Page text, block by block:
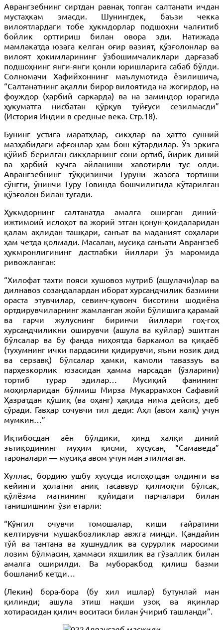
Аврангзебнинг сиртдан равнақ топган салтанати ичдан
мустаҳкам эмасди. Шунингдек, баъзи чекка
вилоятлардаги тобе ҳукмдорлар подшоҳни чалғитиб
бойлик орттириш билан овора эди. Натижада
мамлакатда юзага келган оғир вазият, қўзғолонлар ва
вилоят ҳокимларининг ўзбошимчаликлари дарғазаб
подшоҳнинг янги-янги қонли юришларига сабаб бўлди.
Солномачи Хафийхоннинг маълумотида ёзилишича,
“Салтанатнинг ақалли бирор вилоятида на жогирдор, на
фоуждор (ҳарбий саркарда) ва на заминдор юрагида
ҳукуматга нисбатан қўрқув туйғуси сезилмасди”
(История Индии в средные века. Стр.18).
Бунинг устига маратҳлар, сикҳлар ва ҳатто сунний
мазҳабидаги афғонлар ҳам бош кўтардилар. Ўз эркига
қўйиб берилган сикҳларнинг сони ортиб, йирик диний
ва ҳарбий кучга айланиши хавотирли тус олди.
Аврангзебнинг тўққизинчи Гуруни жазога тортиши
сўнгги, ўнинчи Гуру Говинда бошчилигида кўтарилган
қўзғолон билан тугади.
Ҳукмдорнинг салтанатда амалга оширган диний-
ижтимоий ислоҳот ва жорий этган қонун-қоидаларидан
қалам аҳлидан ташқари, санъат ва маданият соҳалари
ҳам четда қолмади. Масалан, мусиқа санъати Аврангзеб
ҳукмронлигининг дастлабки йиллари ўз маромида
ривожланган:
“Хилофат тахти пояси хушовоз мутриб (ашулачи)лар ва
дилнавоз созандалардан иборат хурсандчилик базмини
ораста этувчилар, севинч-қувонч бисотини шодиёна
ортдирувчиларнинг жамланган жойи бўлишига қарамай
ва гарчи жулуснинг биринчи йиллари гоҳ-гоҳ
хурсандчиликни оширувчи (ашула ва куйлар) эшитган
бўлсалар ва бу фанда ниҳоятда баркамол ва қиқаёб
(тухумнинг ички пардасини қидирувчи, яъни нозик дид
ва серзавқ) бўлсалар ҳамки, камоли таваззуъ ва
парҳезкорлик юзасидан ҳамма нарсадан (ўзларини)
тортиб турар эдилар… Мусиқий фанининг
моҳирларидан бўлмиш Мирза Мукаррамхон Сафавий
Ҳазратдан қўшиқ (ва оҳанг) ҳақида нима дейсиз, деб
сўради. Гавҳар сочувчи тил деди: Аҳл (авом халқ) учун
мумкин…”
Иқтибосдан аён бўлдики, ҳинд халқи диний
эътиқодининг муҳим қисми, хусусан, “Самаведа”
тароналари — мусиқа авом учун ман этилмаган.
Хуллас, бордию ушбу хусусда ислоҳотдан олдинги ва
кейинги ҳолатни аниқ тасаввур қилмоқчи бўлсак,
қўлёзма матнининг қуйидаги парчалари билан
танишишнинг ўзи етарли:
“Кўнгил очувчи томошалар, киши ғайратини
келтирувчи мушакбозликлар авжга минди. Қандайин
тўй ва тантана ва хушнудлик ва сурурлик маросими
лозим бўлмасин, ҳаммаси яхшилик ва гўзаллик билан
амалга оширилди. Ва муборакбод қилиш базми
бошланиб кетди…
(Лекин) бора-бора (бу хил ишлар) бутунлай ман
қилинди; ашула этиш нақши узоқ ва яқинлар
хотирасидан қилич воситаси билан ўчириб ташланди”.